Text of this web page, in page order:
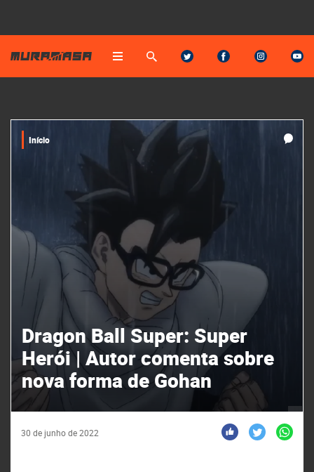
Início
Dragon Ball Super: Super
Herói | Autor comenta sobre
nova forma de Gohan
30 de junho de 2022